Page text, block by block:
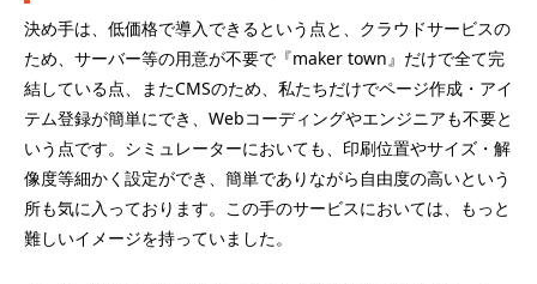
決め手は、低価格で導入できるという点と、クラウドサービスの
ため、サーバー等の用意が不要で『maker town』だけで全て完
結している点、またCMSのため、私たちだけでページ作成・アイ
テム登録が簡単にでき、Webコーディングやエンジニアも不要と
いう点です。シミュレーターにおいても、印刷位置やサイズ・解
像度等細かく設定ができ、簡単でありながら自由度の高いという
所も気に入っております。この手のサービスにおいては、もっと
難しいイメージを持っていました。